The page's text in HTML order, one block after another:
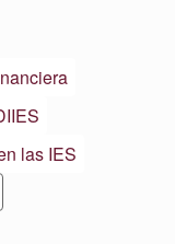
las IES